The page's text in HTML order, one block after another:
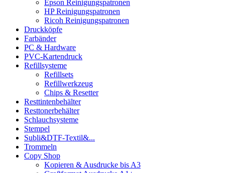
Epson Reinigungspatronen
HP Reinigungspatronen
Ricoh Reinigungspatronen
Druckköpfe
Farbänder
PC & Hardware
PVC-Kartendruck
Refillsysteme
Refillsets
Refillwerkzeug
Chips & Resetter
Resttintenbehälter
Resttonerbehälter
Schlauchsysteme
Stempel
Subli&DTF-Textil&...
Trommeln
Copy Shop
Kopieren & Ausdrucke bis A3